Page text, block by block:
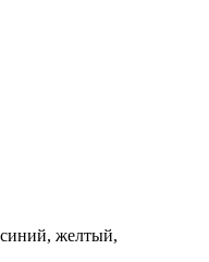
желтый,